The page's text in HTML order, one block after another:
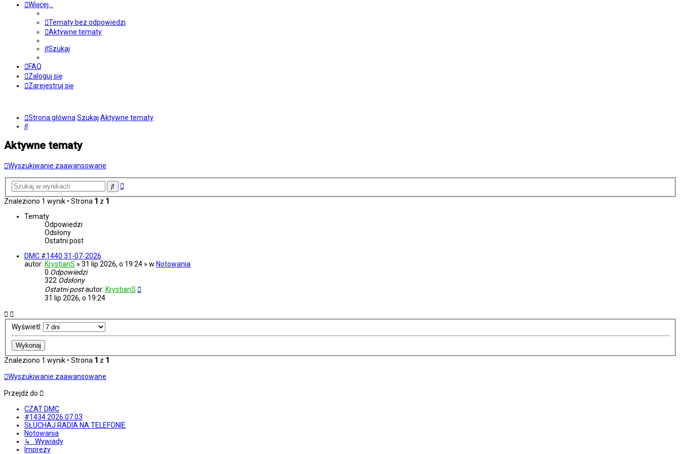
Więcej…
Tematy bez odpowiedzi
Aktywne tematy
Szukaj
FAQ
Zaloguj się
Zarejestruj się
Strona główna Szukaj Aktywne tematy
Szukaj
Aktywne tematy
Wyszukiwanie zaawansowane
SzukajWyszukiwanie
Znaleziono 1 wynik • Strona 1 z 1
Tematy
Odpowiedzi
Odsłony
Ostatni post
DMC #1440 31-07-2026
autor: KrystianS » 31 lip 2026, o 19:24 » w Notowania
0 Odpowiedzi
322 Odsłony
Ostatni postautor: KrystianS
31 lip 2026, o 19:24
Wyświetl:
Znaleziono 1 wynik • Strona 1 z 1
Wyszukiwanie zaawansowane
Przejdź do
CZAT DMC
#1434 2026.07.03
SŁUCHAJ RADIA NA TELEFONIE
Notowania
↳ Wywiady
Imprezy